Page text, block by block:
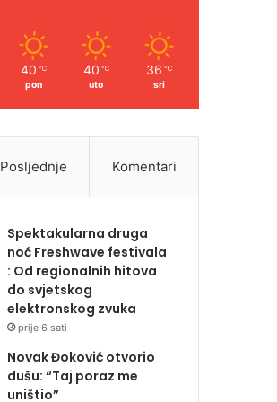
40 ℃
pon
40 ℃
uto
36 ℃
sri
Posljednje Komentari
Spektakularna druga
noć Freshwave festivala
: Od regionalnih hitova
do svjetskog
elektronskog zvuka
prije 6 sati
Novak Đoković otvorio
dušu: “Taj poraz me
uništio”